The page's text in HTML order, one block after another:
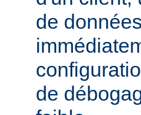
de
de